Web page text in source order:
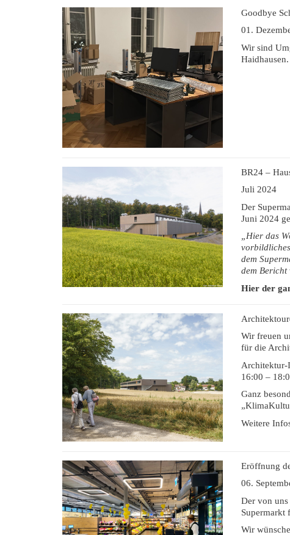
Goodbye
01.
Wir sind
Haidhausen.
BR24 –
Juli 2024
Der
Juni 2024
„Hier das
dem
dem
Hier der
Wir freuen
für die
Architektur-
16:00 –
Ganz
Weitere
Eröffnung
06.
Der von
Supermarkt
Wir